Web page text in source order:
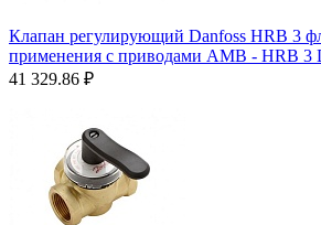
Клапан регулирующий Danfoss HRB 3
применения с приводами AMВ - HRB 3
41 329.86 ₽